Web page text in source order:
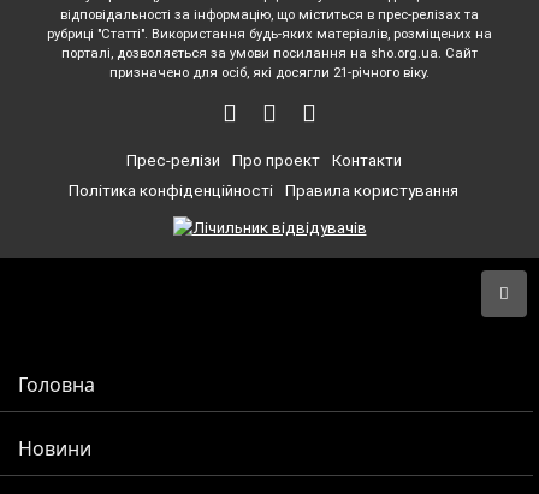
відповідальності за інформацію, що міститься в прес-релізах та
рубриці "Статті". Використання будь-яких матеріалів, розміщених на
порталі, дозволяється за умови посилання на sho.org.ua. Сайт
призначено для осіб, які досягли 21-річного віку.
Прес-релізи Про проект
Контакти
Політика конфіденційності
Правила користування
Головна
Новини